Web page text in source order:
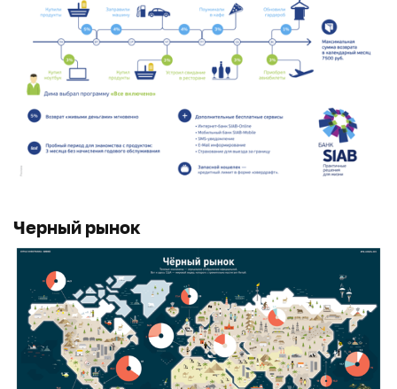
Черный рынок